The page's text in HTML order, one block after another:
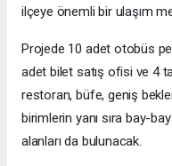
ilçeye önemli bir ulaşım
Projede 10 adet otobüs
adet bilet satış ofisi ve 4
restoran, büfe, geniş
birimlerin yanı sıra bay-
alanları da bulunacak.